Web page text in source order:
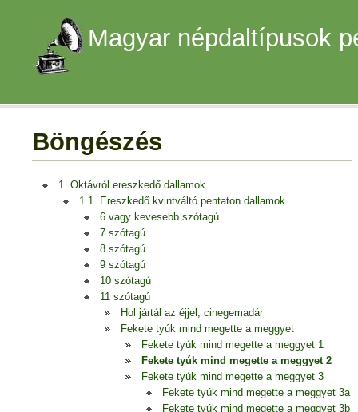
Magyar népdaltípusok
Böngészés
1. Oktávról ereszkedő dallamok
1.1. Ereszkedő kvintváltó pentaton dallamok
6 vagy kevesebb szótagú
7 szótagú
8 szótagú
9 szótagú
10 szótagú
11 szótagú
Hol jártál az éjjel, cinegemadár
Fekete tyúk mind megette a meggyet
Fekete tyúk mind megette a meggyet 1
Fekete tyúk mind megette a meggyet 2
Fekete tyúk mind megette a meggyet 3
Fekete tyúk mind megette a meggyet 3a
Fekete tyúk mind megette a meggyet 3b